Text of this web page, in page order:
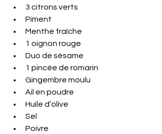
3 citrons verts
Piment
Menthe fraîche
1 oignon rouge
Duo de sésame
1 pincée de romarin
Gingembre moulu
Ail en poudre
Huile d’olive
Sel
Poivre